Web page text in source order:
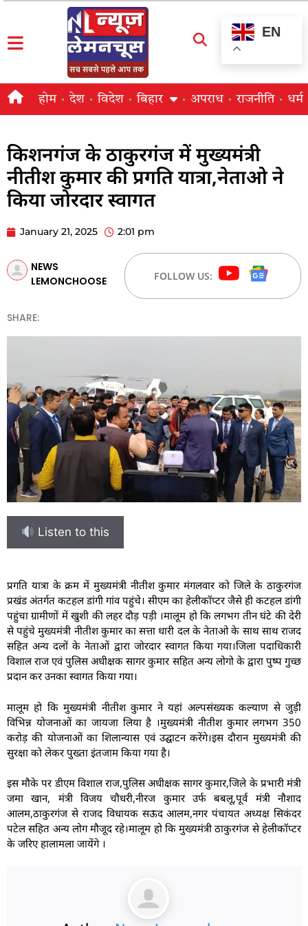
EN
होम देश विदेश बिहार अपराध राजनीति धर्म
किशनगंज के ठाकुरगंज में मुख्यमंत्री
नीतीश कुमार की प्रगति यात्रा,नेताओ ने
किया जोरदार स्वागत
January 21, 2025 2:01 pm
NEWS
LEMONCHOOSE
FOLLOW US:
SHARE:
Listen to this
प्रगति यात्रा के क्रम में मुख्यमंत्री नीतीश कुमार मंगलवार को जिले के ठाकुरगंज
प्रखंड अंतर्गत कटहल डांगी गांव पहुंचे। सीएम का हेलीकॉप्टर जैसे ही कटहल डांगी
पहुंचा ग्रामीणों में खुशी की लहर दौड़ पड़ी ।मालूम हो कि लगभग तीन घंटे की देरी
से पहुंचे मुख्यमंत्री नीतीश कुमार का सत्ता धारी दल के नेताओ के साथ साथ राजद
सहित अन्य दलों के नेताओं द्वारा जोरदार स्वागत किया गया।जिला पदाधिकारी
विशाल राज एवं पुलिस अधीक्षक सागर कुमार सहित अन्य लोगो के द्वारा पुष्प गुच्छ
प्रदान कर उनका स्वागत किया गया।
मालूम हो कि मुख्यमंत्री नीतीश कुमार ने यहां अल्पसंख्यक कल्याण से जुड़ी
विभिन्न योजनाओं का जायजा लिया है ।मुख्यमंत्री नीतीश कुमार लगभग 350
करोड़ की योजनाओं का शिलान्यास एवं उद्घाटन करेंगे।इस दौरान मुख्यमंत्री की
सुरक्षा को लेकर पुख्ता इंतजाम किया गया है।
इस मौके पर डीएम विशाल राज,पुलिस अधीक्षक सागर कुमार,जिले के प्रभारी मंत्री
जमा खान, मंत्री विजय चौधरी,नीरज कुमार उर्फ बबलू,पूर्व मंत्री नौशाद
आलम,ठाकुरगंज से राजद विधायक सऊद आलम,नगर पंचायत अध्यक्ष सिकंदर
पटेल सहित अन्य लोग मौजूद रहे।मालूम हो कि मुख्यमंत्री ठाकुरगंज से हेलीकॉप्टर
के जरिए हालामला जायेंगे ।